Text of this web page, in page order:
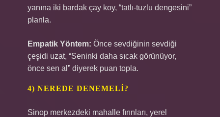
yanına iki bardak çay koy, “tatlı-tuzlu dengesini”
planla.
Empatik Yöntem: Önce sevdiğinin sevdiği
çeşidi uzat, “Seninki daha sıcak görünüyor,
önce sen al” diyerek puan topla.
4) NEREDE DENEMELI?
Sinop merkezdeki mahalle fırınları, yerel